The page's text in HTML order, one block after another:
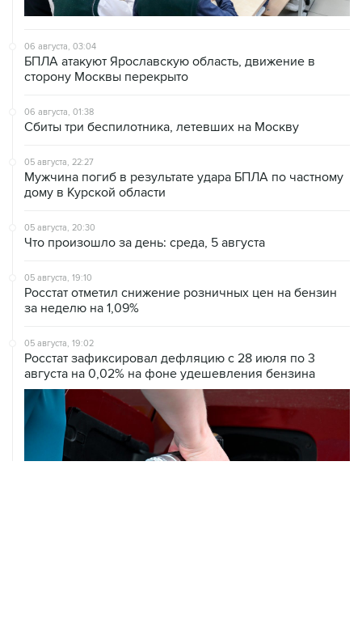
06 августа, 03:04
БПЛА атакуют Ярославскую область, движение в
сторону Москвы перекрыто
06 августа, 01:38
Сбиты три беспилотника, летевших на Москву
05 августа, 22:27
Мужчина погиб в результате удара БПЛА по частному
дому в Курской области
05 августа, 20:30
Что произошло за день: среда, 5 августа
05 августа, 19:10
Росстат отметил снижение розничных цен на бензин
за неделю на 1,09%
05 августа, 19:02
Росстат зафиксировал дефляцию с 28 июля по 3
августа на 0,02% на фоне удешевления бензина